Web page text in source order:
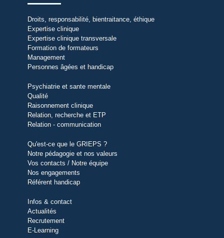
Droits, responsabilité, bientraitance, éthique
Expertise clinique
Expertise clinique transversale
Formation de formateurs
Management
Personnes âgées et handicap
Psychiatrie et sante mentale
Qualité
Raisonnement clinique
Relation, recherche et ETP
Relation - communication
Qu'est-ce que le GRIEPS ?
Notre pédagogie et nos valeurs
Vos contacts / Notre équipe
Nos engagements
Référent handicap
Infos & contact
Actualités
Recrutement
E-Learning